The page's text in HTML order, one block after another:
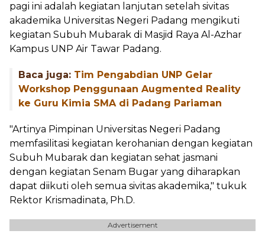
pagi ini adalah kegiatan lanjutan setelah sivitas
akademika Universitas Negeri Padang mengikuti
kegiatan Subuh Mubarak di Masjid Raya Al-Azhar
Kampus UNP Air Tawar Padang.
Baca juga: Tim Pengabdian UNP Gelar
Workshop Penggunaan Augmented Reality
ke Guru Kimia SMA di Padang Pariaman
"Artinya Pimpinan Universitas Negeri Padang
memfasilitasi kegiatan kerohanian dengan kegiatan
Subuh Mubarak dan kegiatan sehat jasmani
dengan kegiatan Senam Bugar yang diharapkan
dapat diikuti oleh semua sivitas akademika," tukuk
Rektor Krismadinata, Ph.D.
Advertisement